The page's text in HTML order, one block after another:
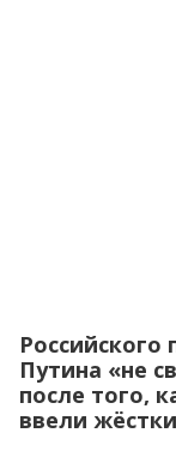
Путина «не
после того,
ввели